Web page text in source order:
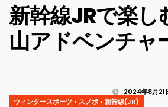
新幹線JRで楽し
山アドベンチャ
2024年8月21
ウィンタースポーツ • スノボ • 新幹線(JR)